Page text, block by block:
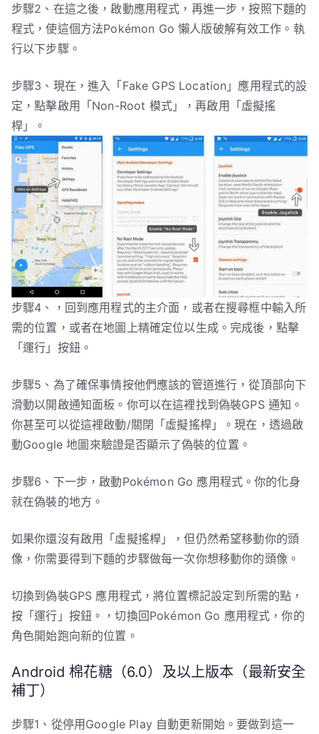
步驟2、在這之後，啟動應用程式，再進一步，按照下麵的
程式，使這個方法Pokémon Go 懶人版破解有效工作。執
行以下步驟。
步驟3、現在，進入「Fake GPS Location」應用程式的設
定，點擊啟用「Non-Root 模式」，再啟用「虛擬搖
桿」。
步驟4、，回到應用程式的主介面，或者在搜尋框中輸入所
需的位置，或者在地圖上精確定位以生成。完成後，點擊
「運行」按鈕。
步驟5、為了確保事情按他們應該的管道進行，從頂部向下
滑動以開啟通知面板。你可以在這裡找到偽裝GPS 通知。
你甚至可以從這裡啟動/關閉「虛擬搖桿」。現在，透過啟
動Google 地圖來驗證是否顯示了偽裝的位置。
步驟6、下一步，啟動Pokémon Go 應用程式。你的化身
就在偽裝的地方。
如果你還沒有啟用「虛擬搖桿」，但仍然希望移動你的頭
像，你需要得到下麵的步驟做每一次你想移動你的頭像。
切換到偽裝GPS 應用程式，將位置標記設定到所需的點，
按「運行」按鈕。，切換回Pokémon Go 應用程式，你的
角色開始跑向新的位置。
Android 棉花糖（6.0）及以上版本（最新安全
補丁）
步驟1、從停用Google Play 自動更新開始。要做到這一